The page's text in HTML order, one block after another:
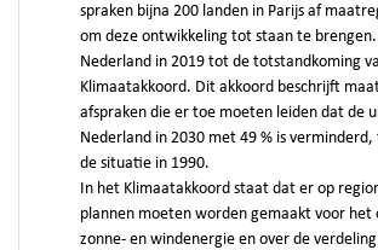
spraken bijna 200 landen in Parijs af
om deze ontwikkeling tot staan te
Nederland in 2019 tot de totstandkoming
Klimaatakkoord. Dit akkoord beschrijft
afspraken die er toe moeten leiden dat de
Nederland in 2030 met 49 % is
de situatie in 1990.
In het Klimaatakkoord staat dat er op
plannen moeten worden gemaakt voor het
zonne- en windenergie en over de